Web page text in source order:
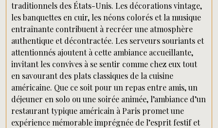
traditionnels des États-Unis. Les décorations vintage,
les banquettes en cuir, les néons colorés et la musique
entraînante contribuent à recréer une atmosphère
authentique et décontractée. Les serveurs souriants et
attentionnés ajoutent à cette ambiance accueillante,
invitant les convives à se sentir comme chez eux tout
en savourant des plats classiques de la cuisine
américaine. Que ce soit pour un repas entre amis, un
déjeuner en solo ou une soirée animée, l’ambiance d’un
restaurant typique américain à Paris promet une
expérience mémorable imprégnée de l’esprit festif et